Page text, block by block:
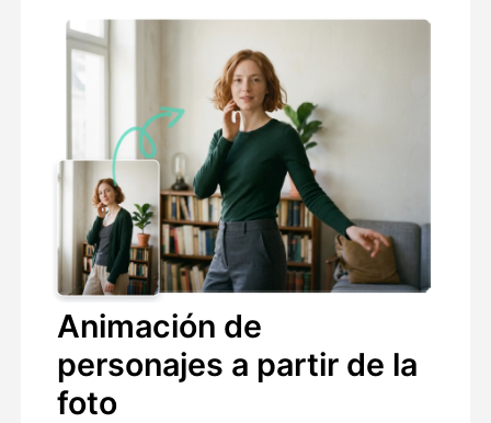
Animación de
personajes a partir de la
foto